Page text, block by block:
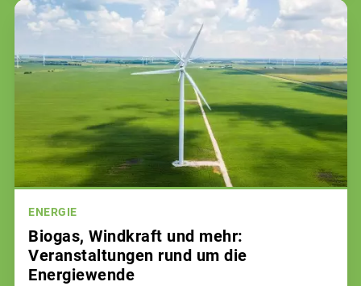
ENERGIE
Biogas, Windkraft und mehr:
Veranstaltungen rund um die
Energiewende